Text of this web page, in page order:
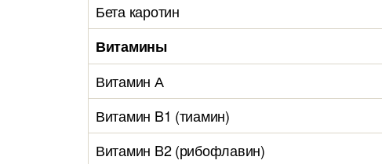
Бета каротин
Витамины
Витамин А
Витамин B1 (тиамин)
Витамин B2 (рибофлавин)